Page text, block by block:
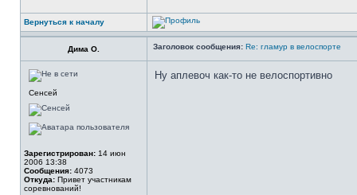
Вернуться к началу
Дима О. Заголовок сообщения: Re: гламур в велоспорте
Сенсей
Зарегистрирован: 14 июн
2006 13:38
Сообщения: 4073
Откуда: Привет участникам
соревнований!
Ну аплевоч как-то не велоспортивно